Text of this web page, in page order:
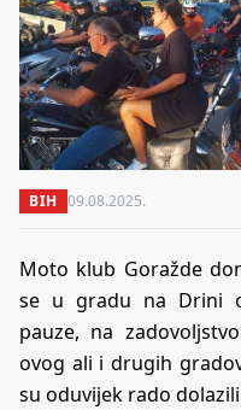
BIH 09.08.2025.
Moto klub Goražde
se u gradu na Drini
pauze, na
ovog ali i drugih
su oduvijek rado